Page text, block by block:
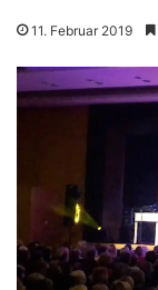
11. Februar 2019